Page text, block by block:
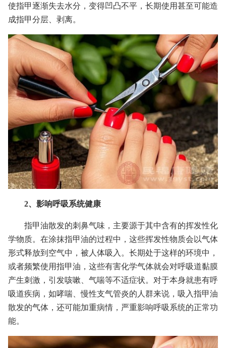
使指甲逐渐失去水分，变得凹凸不平，长期使用甚至可能造
成指甲分层、剥离。
2、影响呼吸系统健康
指甲油散发的刺鼻气味，主要源于其中含有的挥发性化
学物质。在涂抹指甲油的过程中，这些挥发性物质会以气体
形式释放到空气中，被人体吸入。长期处于这样的环境中，
或者频繁使用指甲油，这些有害化学气体就会对呼吸道黏膜
产生刺激，引发咳嗽、气喘等不适症状。对于本身就患有呼
吸道疾病，如哮喘、慢性支气管炎的人群来说，吸入指甲油
散发的气体，还可能加重病情，严重影响呼吸系统的正常功
能。